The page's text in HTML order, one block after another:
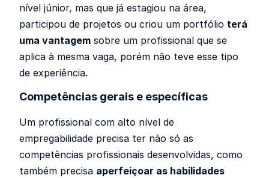
nível júnior, mas que já estagiou na área,
participou de projetos ou criou um portfólio terá
uma vantagem sobre um profissional que se
aplica à mesma vaga, porém não teve esse tipo
de experiência.
Competências gerais e específicas
Um profissional com alto nível de
empregabilidade precisa ter não só as
competências profissionais desenvolvidas, como
também precisa aperfeiçoar as habilidades